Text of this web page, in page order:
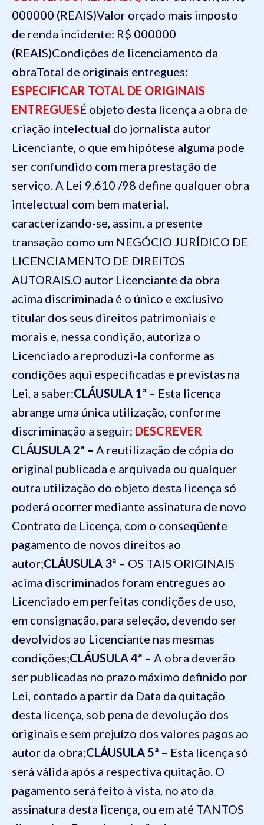
000000 (REAIS)Valor orçado mais imposto
de renda incidente: R$ 000000
(REAIS)Condições de licenciamento da
obraTotal de originais entregues:
ESPECIFICAR TOTAL DE ORIGINAIS
ENTREGUESÉ objeto desta licença a obra de
criação intelectual do jornalista autor
Licenciante, o que em hipótese alguma pode
ser confundido com mera prestação de
serviço.A Lei 9.610 /98 define qualquer obra
intelectual com bem material,
caracterizando-se, assim, a presente
transação como um NEGÓCIO JURÍDICO DE
LICENCIAMENTO DE DIREITOS
AUTORAIS.O autor Licenciante da obra
acima discriminada é o único e exclusivo
titular dos seus direitos patrimoniais e
morais e, nessa condição, autoriza o
Licenciado a reproduzi-la conforme as
condições aqui especificadas e previstas na
Lei, a saber:CLÁUSULA 1ª – Esta licença
abrange uma única utilização, conforme
discriminação a seguir: DESCREVER
CLÁUSULA 2ª – A reutilização de cópia do
original publicada e arquivada ou qualquer
outra utilização do objeto desta licença só
poderá ocorrer mediante assinatura de novo
Contrato de Licença, com o conseqüente
pagamento de novos direitos ao
autor;CLÁUSULA 3ª – OS TAIS ORIGINAIS
acima discriminados foram entregues ao
Licenciado em perfeitas condições de uso,
em consignação, para seleção, devendo ser
devolvidos ao Licenciante nas mesmas
condições;CLÁUSULA 4ª – A obra deverão
ser publicadas no prazo máximo definido por
Lei, contado a partir da Data da quitação
desta licença, sob pena de devolução dos
originais e sem prejuízo dos valores pagos ao
autor da obra;CLÁUSULA 5ª – Esta licença só
será válida após a respectiva quitação. O
pagamento será feito à vista, no ato da
assinatura desta licença, ou em até TANTOS